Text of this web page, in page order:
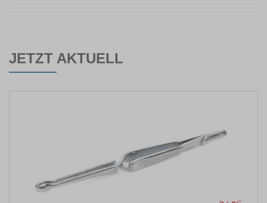
JETZT AKTUELL